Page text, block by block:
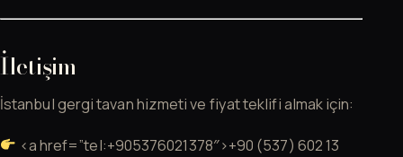
İletişim
İstanbul gergi tavan hizmeti ve fiyat teklifi almak için:
<a href=”tel:+905376021378″>+90 (537) 602 13